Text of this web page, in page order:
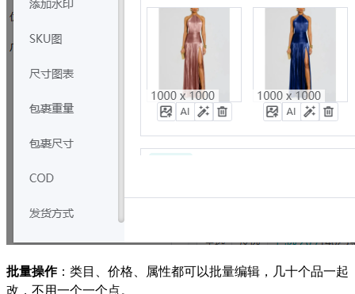
批量操作：类目、价格、属性都可以批量编辑，几十个品一起
改，不用一个一个点。